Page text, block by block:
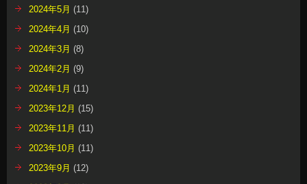
2024年5月 (11)
2024年4月 (10)
2024年3月 (8)
2024年2月 (9)
2024年1月 (11)
2023年12月 (15)
2023年11月 (11)
2023年10月 (11)
2023年9月 (12)